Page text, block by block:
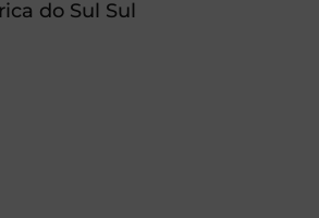
do Sul Sul